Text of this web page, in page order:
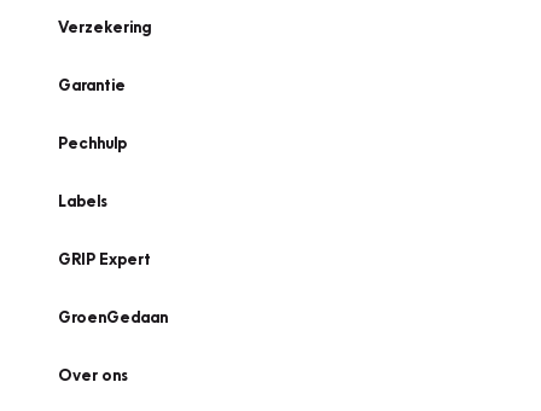
Verzekering
Garantie
Pechhulp
Labels
GRIP Expert
GroenGedaan
Over ons